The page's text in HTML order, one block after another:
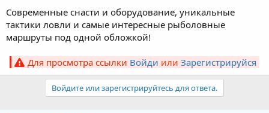
Современные снасти и оборудование, уникальные
тактики ловли и самые интересные рыболовные
маршруты под одной обложкой!
Для просмотра ссылки Войди или Зарегистрируйся
Войдите или зарегистрируйтесь для ответа.